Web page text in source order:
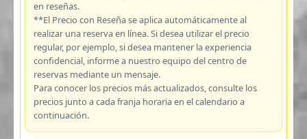
en reseñas.
**El Precio con Reseña se aplica automáticamente al
realizar una reserva en línea. Si desea utilizar el precio
regular, por ejemplo, si desea mantener la experiencia
confidencial, informe a nuestro equipo del centro de
reservas mediante un mensaje.
Para conocer los precios más actualizados, consulte los
precios junto a cada franja horaria en el calendario a
continuación.